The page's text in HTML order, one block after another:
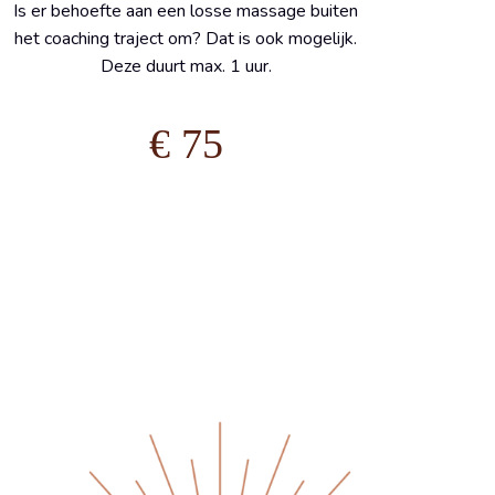
Is er behoefte aan een losse massage buiten
het coaching traject om? Dat is ook mogelijk.
Deze duurt max. 1 uur.
€ 75